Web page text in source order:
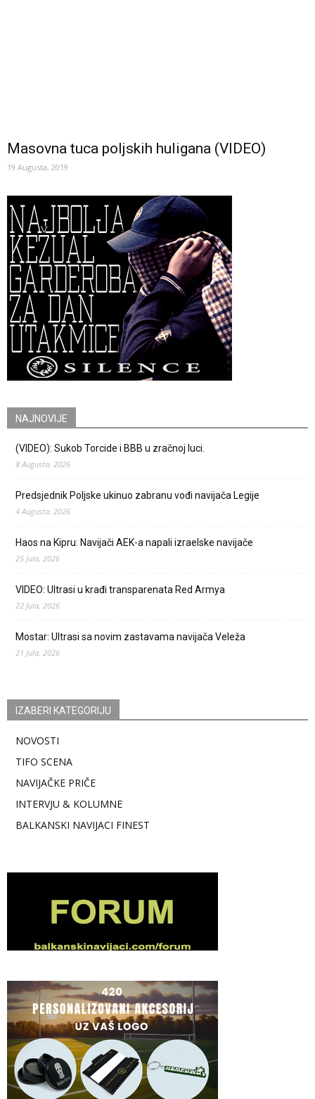
Masovna tuca poljskih huligana (VIDEO)
19 Augusta, 2019
NAJNOVIJE
(VIDEO): Sukob Torcide i BBB u zračnoj luci.
8 Augusta, 2026
Predsjednik Poljske ukinuo zabranu vođi navijača Legije
4 Augusta, 2026
Haos na Kipru: Navijači AEK-a napali izraelske navijače
25 Jula, 2026
VIDEO: Ultrasi u krađi transparenata Red Armya
22 Jula, 2026
Mostar: Ultrasi sa novim zastavama navijača Veleža
21 Jula, 2026
IZABERI KATEGORIJU
NOVOSTI
TIFO SCENA
NAVIJAČKE PRIČE
INTERVJU & KOLUMNE
BALKANSKI NAVIJACI FINEST